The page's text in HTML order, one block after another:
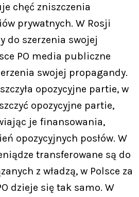
chęć zniszczenia
prywatnych. W Rosji
do szerzenia swojej
PO media publiczne
swojej propagandy.
opozycyjne partie, w
opozycyjne partie,
je finansowania,
opozycyjnych posłów. W
transferowane są do
z władzą, w Polsce za
dzieje się tak samo. W